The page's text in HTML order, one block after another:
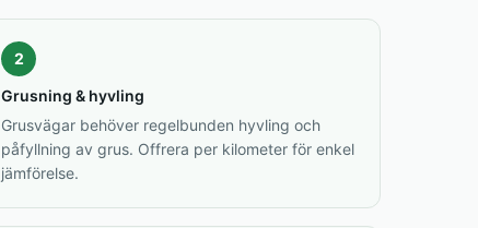
2
Grusning & hyvling
Grusvägar behöver regelbunden hyvling och
påfyllning av grus. Offrera per kilometer för enkel
jämförelse.